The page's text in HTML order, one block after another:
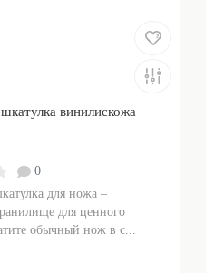
винилискожа
0
для ножа –
для ценного
обычный нож в с...